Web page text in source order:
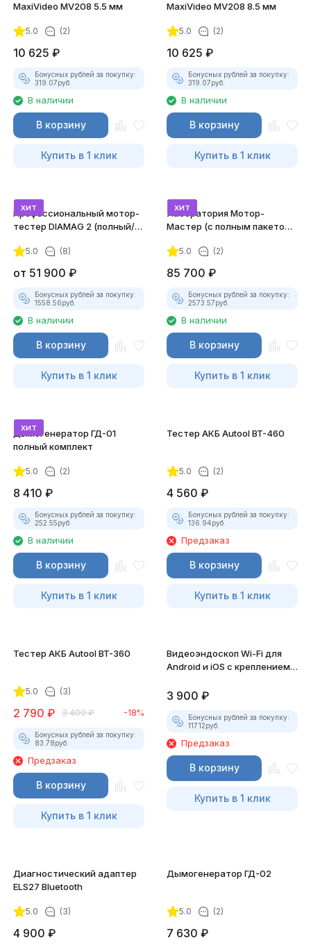
MaxiVideo MV208 5.5 мм
5.0 (2)
10 625 ₽
Бонусных рублей за покупку:
319.07руб.
В наличии
В корзину
Купить в 1 клик
MaxiVideo MV208 8.5 мм
5.0 (2)
10 625 ₽
Бонусных рублей за покупку:
319.07руб.
В наличии
В корзину
Купить в 1 клик
хит
Профессиональный мотор-
тестер DIAMAG 2 (полный/
5.0 (8)
от 51 900 ₽
Бонусных рублей за покупку:
1558.56руб.
В наличии
В корзину
Купить в 1 клик
хит
Лаборатория Мотор-
Мастер (с полным пакетом
5.0 (2)
85 700 ₽
Бонусных рублей за покупку:
2573.57руб.
В наличии
В корзину
Купить в 1 клик
хит
Дымогенератор ГД-01
полный комплект
5.0 (2)
8 410 ₽
Бонусных рублей за покупку:
252.55руб.
В наличии
В корзину
Купить в 1 клик
Тестер АКБ Autool BT-460
5.0 (2)
4 560 ₽
Бонусных рублей за покупку:
136.94руб.
Предзаказ
В корзину
Купить в 1 клик
Тестер АКБ Autool BT-360
5.0 (3)
2 790 ₽ 3 400 ₽ -18%
Бонусных рублей за покупку:
83.78руб.
Предзаказ
В корзину
Купить в 1 клик
Видеоэндоскоп Wi-Fi для
Android и iOS с креплением
3 900 ₽
Бонусных рублей за покупку:
117.12руб.
Предзаказ
В корзину
Купить в 1 клик
Диагностический адаптер
ELS27 Bluetooth
5.0 (3)
4 900 ₽
Дымогенератор ГД-02
5.0 (2)
7 630 ₽